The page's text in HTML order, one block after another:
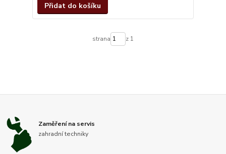
Přidat do košíku
strana z 1
Zaměření na servis
zahradní techniky